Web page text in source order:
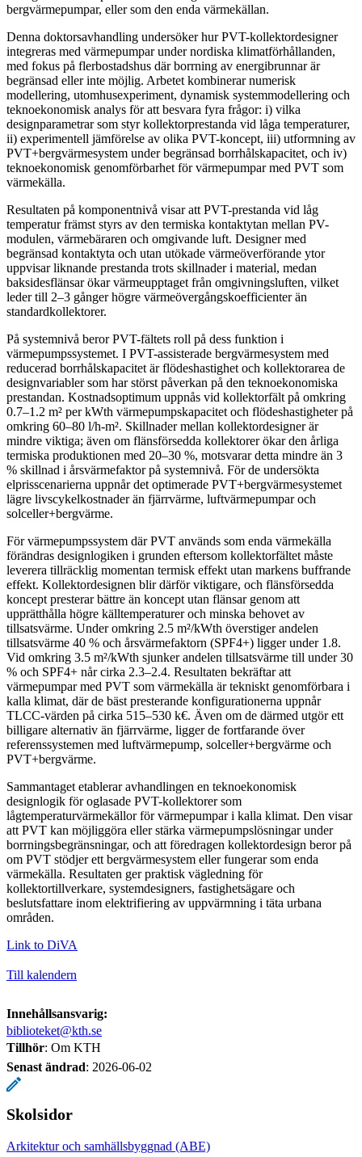
bergvärmepumpar, eller som den enda värmekällan.
Denna doktorsavhandling undersöker hur PVT-kollektordesigner
integreras med värmepumpar under nordiska klimatförhållanden,
med fokus på flerbostadshus där borrning av energibrunnar är
begränsad eller inte möjlig. Arbetet kombinerar numerisk
modellering, utomhusexperiment, dynamisk systemmodellering och
teknoekonomisk analys för att besvara fyra frågor: i) vilka
designparametrar som styr kollektorprestanda vid låga temperaturer,
ii) experimentell jämförelse av olika PVT-koncept, iii) utformning av
PVT+bergvärmesystem under begränsad borrhålskapacitet, och iv)
teknoekonomisk genomförbarhet för värmepumpar med PVT som
värmekälla.
Resultaten på komponentnivå visar att PVT-prestanda vid låg
temperatur främst styrs av den termiska kontaktytan mellan PV-
modulen, värmebäraren och omgivande luft. Designer med
begränsad kontaktyta och utan utökade värmeöverförande ytor
uppvisar liknande prestanda trots skillnader i material, medan
baksidesflänsar ökar värmeupptaget från omgivningsluften, vilket
leder till 2–3 gånger högre värmeövergångskoefficienter än
standardkollektorer.
På systemnivå beror PVT-fältets roll på dess funktion i
värmepumpssystemet. I PVT-assisterade bergvärmesystem med
reducerad borrhålskapacitet är flödeshastighet och kollektorarea de
designvariabler som har störst påverkan på den teknoekonomiska
prestandan. Kostnadsoptimum uppnås vid kollektorfält på omkring
0.7–1.2 m² per kWth värmepumpskapacitet och flödeshastigheter på
omkring 60–80 l/h-m². Skillnader mellan kollektordesigner är
mindre viktiga; även om flänsförsedda kollektorer ökar den årliga
termiska produktionen med 20–30 %, motsvarar detta mindre än 3
% skillnad i årsvärmefaktor på systemnivå. För de undersökta
elprisscenarierna uppnår det optimerade PVT+bergvärmesystemet
lägre livscykelkostnader än fjärrvärme, luftvärmepumpar och
solceller+bergvärme.
För värmepumpssystem där PVT används som enda värmekälla
förändras designlogiken i grunden eftersom kollektorfältet måste
leverera tillräcklig momentan termisk effekt utan markens buffrande
effekt. Kollektordesignen blir därför viktigare, och flänsförsedda
koncept presterar bättre än koncept utan flänsar genom att
upprätthålla högre källtemperaturer och minska behovet av
tillsatsvärme. Under omkring 2.5 m²/kWth överstiger andelen
tillsatsvärme 40 % och årsvärmefaktorn (SPF4+) ligger under 1.8.
Vid omkring 3.5 m²/kWth sjunker andelen tillsatsvärme till under 30
% och SPF4+ når cirka 2.3–2.4. Resultaten bekräftar att
värmepumpar med PVT som värmekälla är tekniskt genomförbara i
kalla klimat, där de bäst presterande konfigurationerna uppnår
TLCC-värden på cirka 515–530 k€. Även om de därmed utgör ett
billigare alternativ än fjärrvärme, ligger de fortfarande över
referenssystemen med luftvärmepump, solceller+bergvärme och
PVT+bergvärme.
Sammantaget etablerar avhandlingen en teknoekonomisk
designlogik för oglasade PVT-kollektorer som
lågtemperaturvärmekällor för värmepumpar i kalla klimat. Den visar
att PVT kan möjliggöra eller stärka värmepumpslösningar under
borrningsbegränsningar, och att föredragen kollektordesign beror på
om PVT stödjer ett bergvärmesystem eller fungerar som enda
värmekälla. Resultaten ger praktisk vägledning för
kollektortillverkare, systemdesigners, fastighetsägare och
beslutsfattare inom elektrifiering av uppvärmning i täta urbana
områden.
Link to DiVA
Till kalendern
Innehållsansvarig:
biblioteket@kth.se
Tillhör: Om KTH
Senast ändrad: 2026-06-02
Skolsidor
Arkitektur och samhällsbyggnad (ABE)